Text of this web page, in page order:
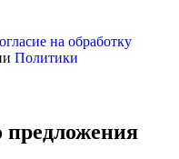
на обработку
Политики
предложения